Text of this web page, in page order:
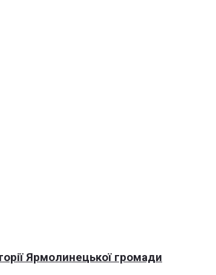
Ярмолинецької громади